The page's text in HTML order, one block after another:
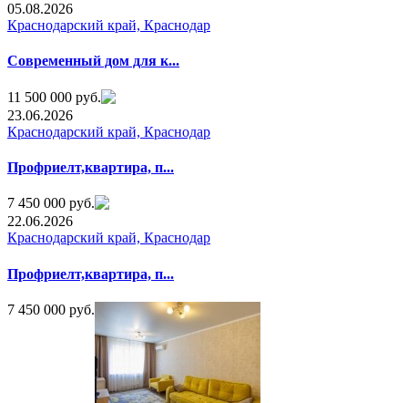
05.08.2026
Краснодарский край, Краснодар
Современный дом для к...
11 500 000 руб.
23.06.2026
Краснодарский край, Краснодар
Профриелт,квартира, п...
7 450 000 руб.
22.06.2026
Краснодарский край, Краснодар
Профриелт,квартира, п...
7 450 000 руб.